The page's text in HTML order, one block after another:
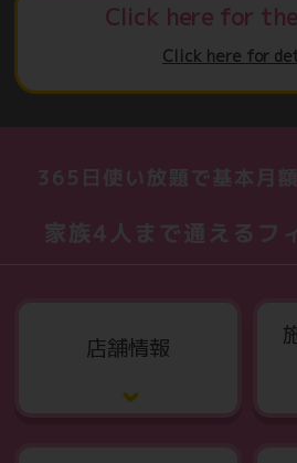
Click here for
Click here for
店舗情報